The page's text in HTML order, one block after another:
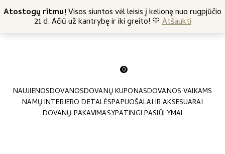
Atostogų ritmu!Visos siuntos vėl leisis į kelionę nuo rugpjūčio
21 d. Ačiū už kantrybę ir iki greito! 💛Atšaukti
Nemokamas siuntimas nuo 45 Eur +370 682 57369
0
NAUJIENOSDOVANOSDOVANŲ KUPONASDOVANOS VAIKAMS
NAMŲ INTERJERO DETALĖSPAPUOŠALAI IR AKSESUARAI
DOVANŲ PAKAVIMASYPATINGI PASIŪLYMAI